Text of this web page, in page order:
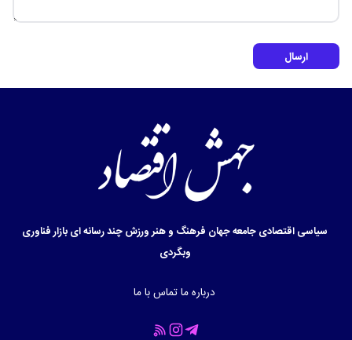
ارسال
سیاسیاقتصادیجامعهجهان فرهنگ و هنرورزشچند رسانه ایبازارفناوری
وبگردی
درباره ماتماس با ما